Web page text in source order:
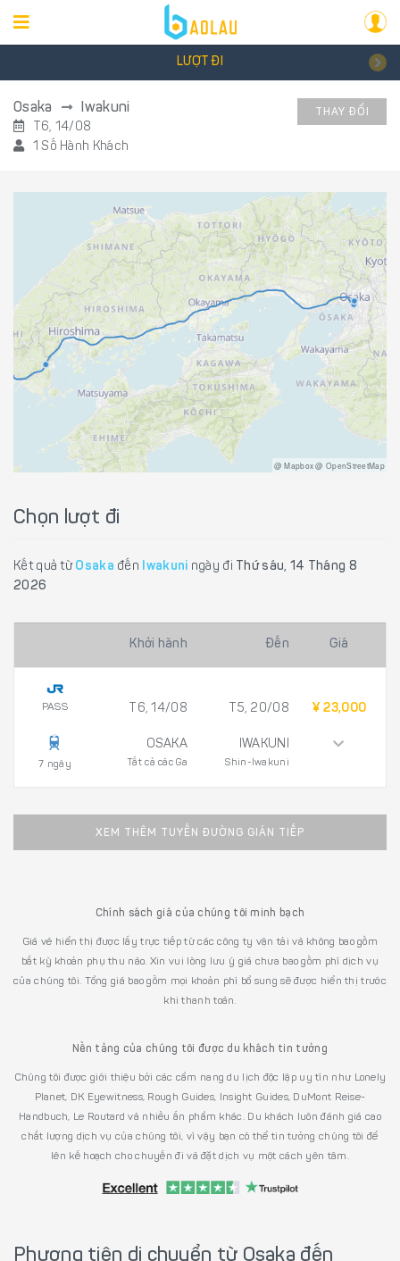
LƯỢT ĐI
Osaka Iwakuni
T6, 14/08
1 Số Hành Khách
THAY ĐỔI
@ Mapbox @ OpenStreetMap
Chọn lượt đi
Kết quả từ Osaka đến Iwakuni ngày đi
Thứ sáu, 14 Tháng 8
2026
Khởi hành Đến Giá
PASS
7 ngày
T6, 14/08
OSAKA
Tất cả các Ga
T5, 20/08
IWAKUNI
Shin-Iwakuni
¥ 23,000
XEM THÊM TUYẾN ĐƯỜNG GIÁN TIẾP
Chính sách giá của chúng tôi minh bạch
Giá vé hiển thị được lấy trực tiếp từ các công ty vận tải và không bao gồm
bất kỳ khoản phụ thu nào. Xin vui lòng lưu ý giá chưa bao gồm phí dịch vụ
của chúng tôi. Tổng giá bao gồm mọi khoản phí bổ sung sẽ được hiển thị trước
khi thanh toán.
Nền tảng của chúng tôi được du khách tin tưởng
Chúng tôi được giới thiệu bởi các cẩm nang du lịch độc lập uy tín như Lonely
Planet, DK Eyewitness, Rough Guides, Insight Guides, DuMont Reise-
Handbuch, Le Routard và nhiều ấn phẩm khác. Du khách luôn đánh giá cao
chất lượng dịch vụ của chúng tôi, vì vậy bạn có thể tin tưởng chúng tôi để
lên kế hoạch cho chuyến đi và đặt dịch vụ một cách yên tâm.
Phương tiện di chuyển từ Osaka đến